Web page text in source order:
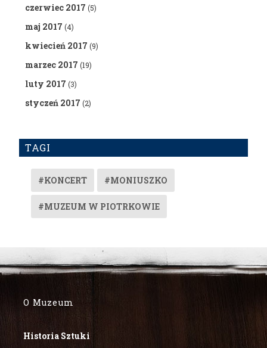
czerwiec 2017 (5)
maj 2017 (4)
kwiecień 2017 (9)
marzec 2017 (19)
luty 2017 (3)
styczeń 2017 (2)
TAGI
#KONCERT #MONIUSZKO
#MUZEUM W PIOTRKOWIE
O Muzeum
Historia Sztuki